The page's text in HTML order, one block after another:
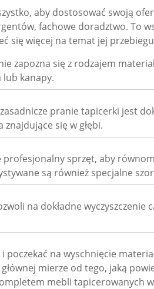
aby dostosować swoją
fachowe doradztwo. To
się więcej na temat jej
zapozna się z rodzajem
lub kanapy.
pranie tapicerki jest
się w głębi.
sprzęt, aby
są również specjalne
na dokładne
i poczekać na wyschnięcie
mierze od tego, jaką
mebli tapicerowanych